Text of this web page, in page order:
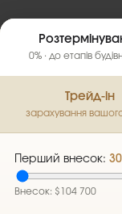
0% · до етапів
Трейд-ін
зарахування
Перший внесок:
Внесок: $104 700